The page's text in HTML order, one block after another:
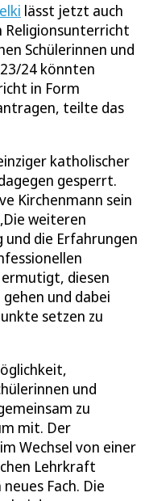
lässt jetzt auch
Religionsunterricht
Schülerinnen und
24 könnten
in Form
teilte das
katholischer
gesperrt.
Kirchenmann sein
weiteren
die Erfahrungen
diesen
gehen und dabei
setzen zu
und
zu
mit. Der
Wechsel von einer
Lehrkraft
Fach. Die